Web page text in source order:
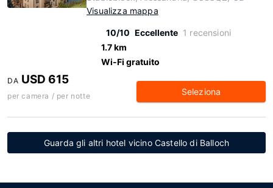
Visualizza mappa
10/10 Eccellente 1 recensioni
1.7 km
Wi-Fi gratuito
DA USD 615
per camera / per notte Seleziona
Guarda gli altri hotel vicino Castello di Balloch